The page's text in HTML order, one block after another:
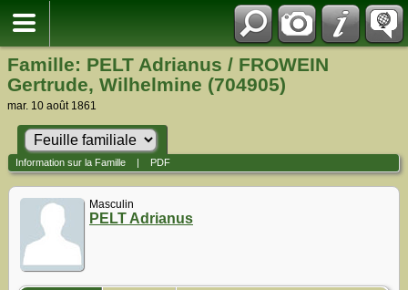
Famille: PELT Adrianus / FROWEIN
Gertrude, Wilhelmine (704905)
mar. 10 août 1861
Information sur la Famille| PDF
Masculin
PELT Adrianus